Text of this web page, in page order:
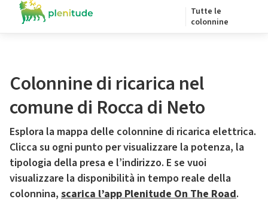
Tutte le
colonnine
Colonnine di ricarica nel
comune di Rocca di Neto
Esplora la mappa delle colonnine di ricarica elettrica.
Clicca su ogni punto per visualizzare la potenza, la
tipologia della presa e l’indirizzo. E se vuoi
visualizzare la disponibilità in tempo reale della
colonnina, scarica l’app Plenitude On The Road.